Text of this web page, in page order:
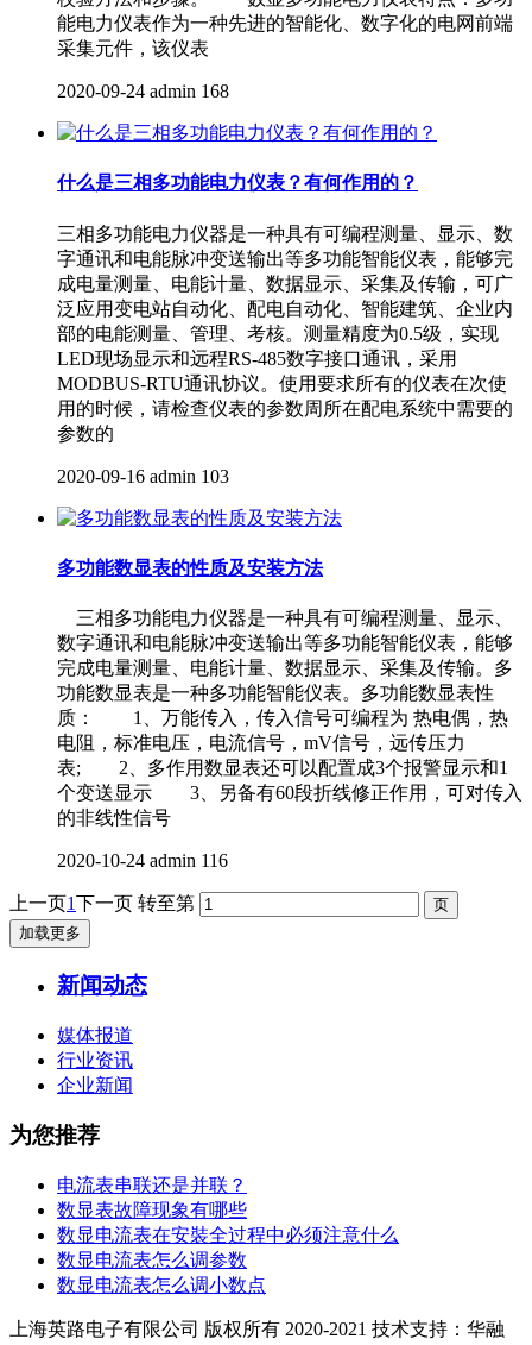
能电力仪表作为一种先进的智能化、数字化的电网前端
采集元件，该仪表
2020-09-24 admin 168
什么是三相多功能电力仪表？有何作用的？
三相多功能电力仪器是一种具有可编程测量、显示、数
字通讯和电能脉冲变送输出等多功能智能仪表，能够完
成电量测量、电能计量、数据显示、采集及传输，可广
泛应用变电站自动化、配电自动化、智能建筑、企业内
部的电能测量、管理、考核。测量精度为0.5级，实现
LED现场显示和远程RS-485数字接口通讯，采用
MODBUS-RTU通讯协议。使用要求所有的仪表在次使
用的时候，请检查仪表的参数周所在配电系统中需要的
参数的
2020-09-16 admin 103
多功能数显表的性质及安装方法
三相多功能电力仪器是一种具有可编程测量、显示、
数字通讯和电能脉冲变送输出等多功能智能仪表，能够
完成电量测量、电能计量、数据显示、采集及传输。多
功能数显表是一种多功能智能仪表。多功能数显表性
质： 1、万能传入，传入信号可编程为 热电偶，热
电阻，标准电压，电流信号，mV信号，远传压力
表; 2、多作用数显表还可以配置成3个报警显示和1
个变送显示 3、另备有60段折线修正作用，可对传入
的非线性信号
2020-10-24 admin 116
上一页1下一页 转至第
加载更多
新闻动态
媒体报道
行业资讯
企业新闻
为您推荐
电流表串联还是并联？
数显表故障现象有哪些
数显电流表在安裝全过程中必须注意什么
数显电流表怎么调参数
数显电流表怎么调小数点
上海英路电子有限公司 版权所有 2020-2021 技术支持：华融